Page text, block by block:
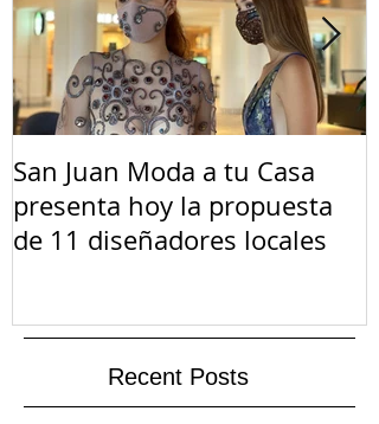
San Juan Moda a tu Casa
presenta hoy la propuesta
de 11 diseñadores locales
Recent Posts